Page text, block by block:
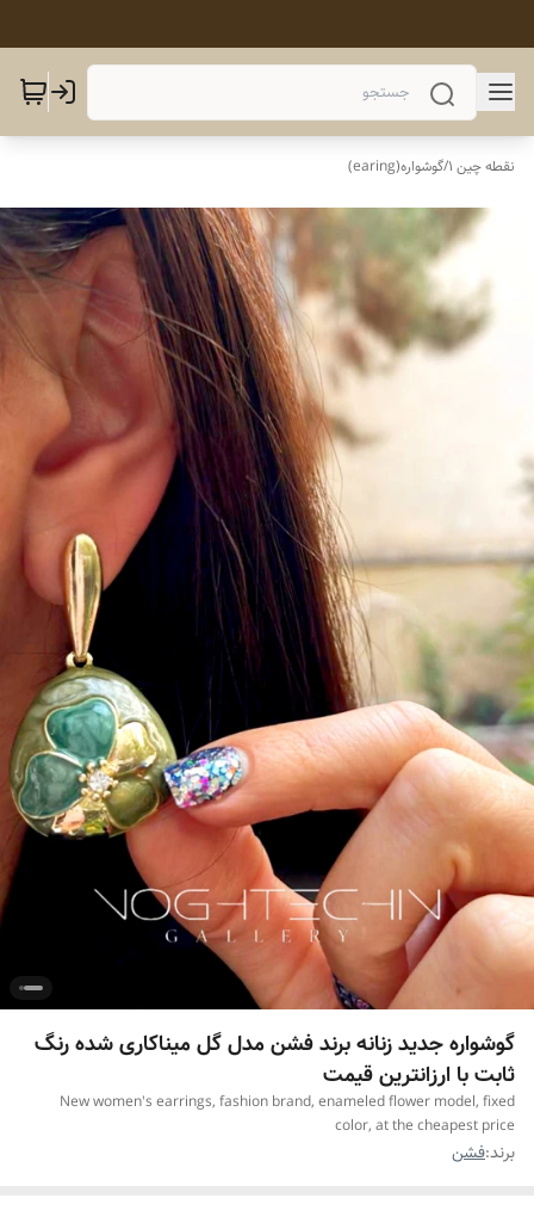
نقطه چین 1 /گوشواره(earing)
گوشواره جدید زنانه برند فشن مدل گل میناکاری شده رنگ
ثابت با ارزانترین قیمت
New women's earrings, fashion brand, enameled flower model, fixed
color, at the cheapest price
برند:فشن